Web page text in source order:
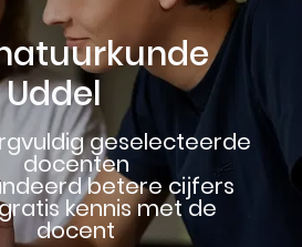
Uddel
geselecteerde
docenten
betere cijfers
kennis met de
docent